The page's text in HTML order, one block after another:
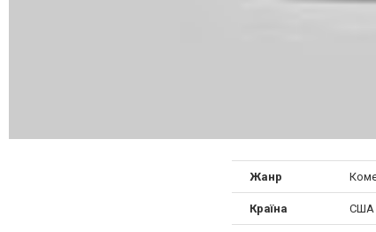
Жанр
Країна США